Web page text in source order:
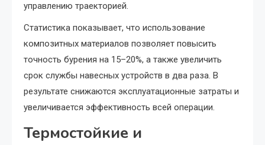
управлению траекторией.
Статистика показывает, что использование
композитных материалов позволяет повысить
точность бурения на 15–20%, а также увеличить
срок службы навесных устройств в два раза. В
результате снижаются эксплуатационные затраты и
увеличивается эффективность всей операции.
Термостойкие и